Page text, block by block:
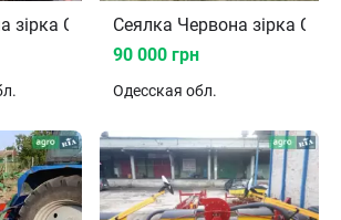
зірка СЗТ-5.4Сеялка Червона зірка
90 000 грн
Одесская обл.